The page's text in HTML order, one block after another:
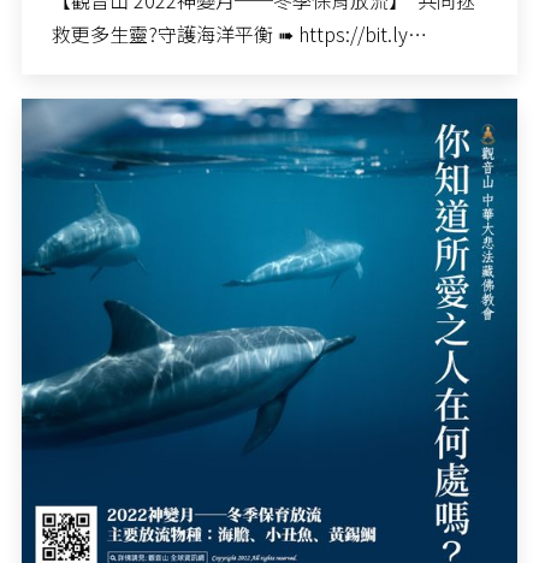
救更多生靈?守護海洋平衡 ➠ https://bit.ly…